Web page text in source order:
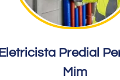
Eletricista Predial
Mim